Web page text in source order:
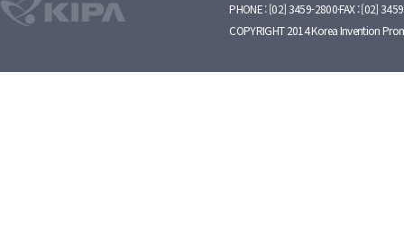
PHONE : [02] 3459-2800·FAX : [02]
COPYRIGHT 2014 Korea Invention